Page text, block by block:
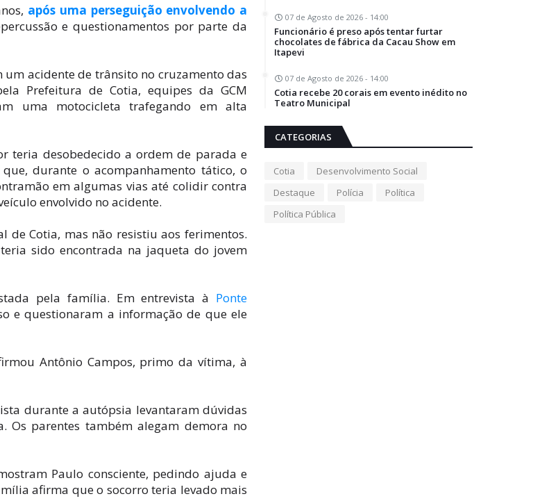
após uma perseguição envolvendo a
e questionamentos por parte da
acidente de trânsito no cruzamento das
Prefeitura de Cotia, equipes da GCM
uma motocicleta trafegando em alta
teria desobedecido a ordem de parada e
durante o acompanhamento tático, o
em algumas vias até colidir contra
envolvido no acidente.
de Cotia, mas não resistiu aos ferimentos.
sido encontrada na jaqueta do jovem
pela família. Em entrevista à Ponte
e questionaram a informação de que ele
Antônio Campos, primo da vítima, à
durante a autópsia levantaram dúvidas
parentes também alegam demora no
Paulo consciente, pedindo ajuda e
afirma que o socorro teria levado mais
07 de Agosto de 2026 - 14:00
Funcionário é preso após tentar furtar
chocolates de fábrica da Cacau Show em
Itapevi
07 de Agosto de 2026 - 14:00
Cotia recebe 20 corais em evento inédito no
Teatro Municipal
CATEGORIAS
Cotia
Desenvolvimento Social
Destaque
Polícia
Política
Política Pública